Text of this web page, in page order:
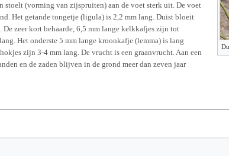
stoelt (vorming van zijspruiten) aan de voet sterk uit. De voet
Het getande tongetje (ligula) is 2,2 mm lang. Duist bloeit
zeer kort behaarde, 6,5 mm lange kelkkafjes zijn tot
Het onderste 5 mm lange kroonkafje (lemma) is lang
zijn 3-4 mm lang. De vrucht is een graanvrucht. Aan een
en de zaden blijven in de grond meer dan zeven jaar